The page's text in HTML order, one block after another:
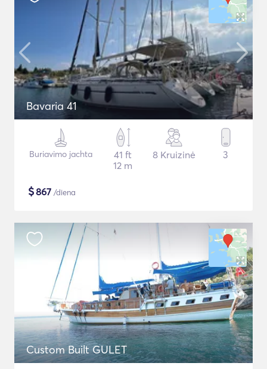
Bavaria 41
Buriavimo jachta
41 ft
12 m
8 Kruizinė 3
$867 /diena
Custom Built GULET